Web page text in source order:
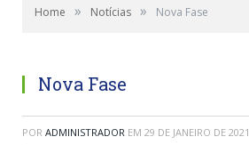
Home » Notícias » Nova Fase
Nova Fase
POR ADMINISTRADOR EM 29 DE JANEIRO DE 2021